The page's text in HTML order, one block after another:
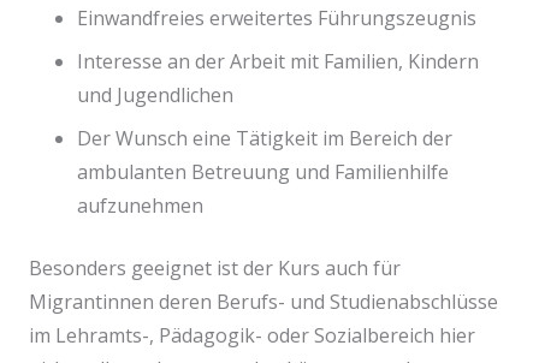
Einwandfreies erweitertes Führungszeugnis
Interesse an der Arbeit mit Familien, Kindern
und Jugendlichen
Der Wunsch eine Tätigkeit im Bereich der
ambulanten Betreuung und Familienhilfe
aufzunehmen
Besonders geeignet ist der Kurs auch für
Migrantinnen deren Berufs- und Studienabschlüsse
im Lehramts-, Pädagogik- oder Sozialbereich hier